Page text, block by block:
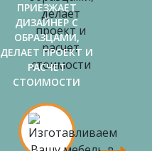
ПРИЕЗЖАЕТ
ДИЗАЙНЕР С
ОБРАЗЦАМИ,
ДЕЛАЕТ ПРОЕКТ И
РАСЧЕТ
СТОИМОСТИ